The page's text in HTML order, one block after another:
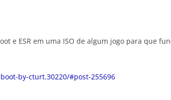
e ESR em uma ISO de algum jogo para que
by-cturt.30220/#post-255696